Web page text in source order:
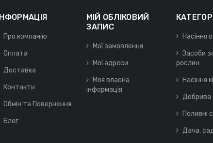
ІНФОРМАЦІЯ
Про компанію
Оплата
Доставка
Контакти
Обмін та Повернення
Блог
МІЙ ОБЛІКОВИЙ
ЗАПИС
Мої замовлення
Мої адреси
Моя власна
інформація
КАТЕГОРІЇ
Насіння
Засоби
рослин
Насіння
Добрива
Поливні
Дача,